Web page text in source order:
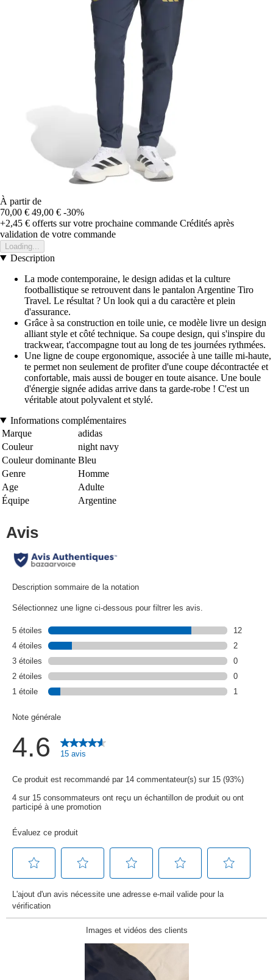
À partir de
70,00 € 49,00 € -30%
+2,45 € offerts sur votre prochaine commande Crédités après
validation de votre commande
Loading...
Description
La mode contemporaine, le design adidas et la culture
footballistique se retrouvent dans le pantalon Argentine Tiro
Travel. Le résultat ? Un look qui a du caractère et plein
d'assurance.
Grâce à sa construction en toile unie, ce modèle livre un design
alliant style et côté technique. Sa coupe design, qui s'inspire du
trackwear, t'accompagne tout au long de tes journées rythmées.
Une ligne de coupe ergonomique, associée à une taille mi-haute,
te permet non seulement de profiter d'une coupe décontractée et
confortable, mais aussi de bouger en toute aisance. Une boule
d'énergie signée adidas arrive dans ta garde-robe ! C'est un
véritable atout polyvalent et stylé.
Informations complémentaires
Marque
adidas
Couleur
night navy
Couleur dominante Bleu
Genre
Homme
Age
Adulte
Équipe
Argentine